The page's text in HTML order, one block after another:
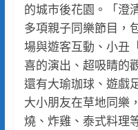
的城市後花園。「澄
多項親子同樂節目，
場與遊客互動、小丑
喜的演出、超吸睛的
還有大瑜珈球、遊戲
大小朋友在草地同樂
燒、炸雞、泰式料理